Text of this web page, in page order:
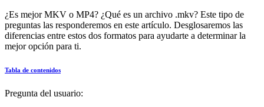
¿Es mejor MKV o MP4? ¿Qué es un archivo .mkv? Este tipo de
preguntas las responderemos en este artículo. Desglosaremos las
diferencias entre estos dos formatos para ayudarte a determinar la
mejor opción para ti.
Tabla de contenidos
Pregunta del usuario: